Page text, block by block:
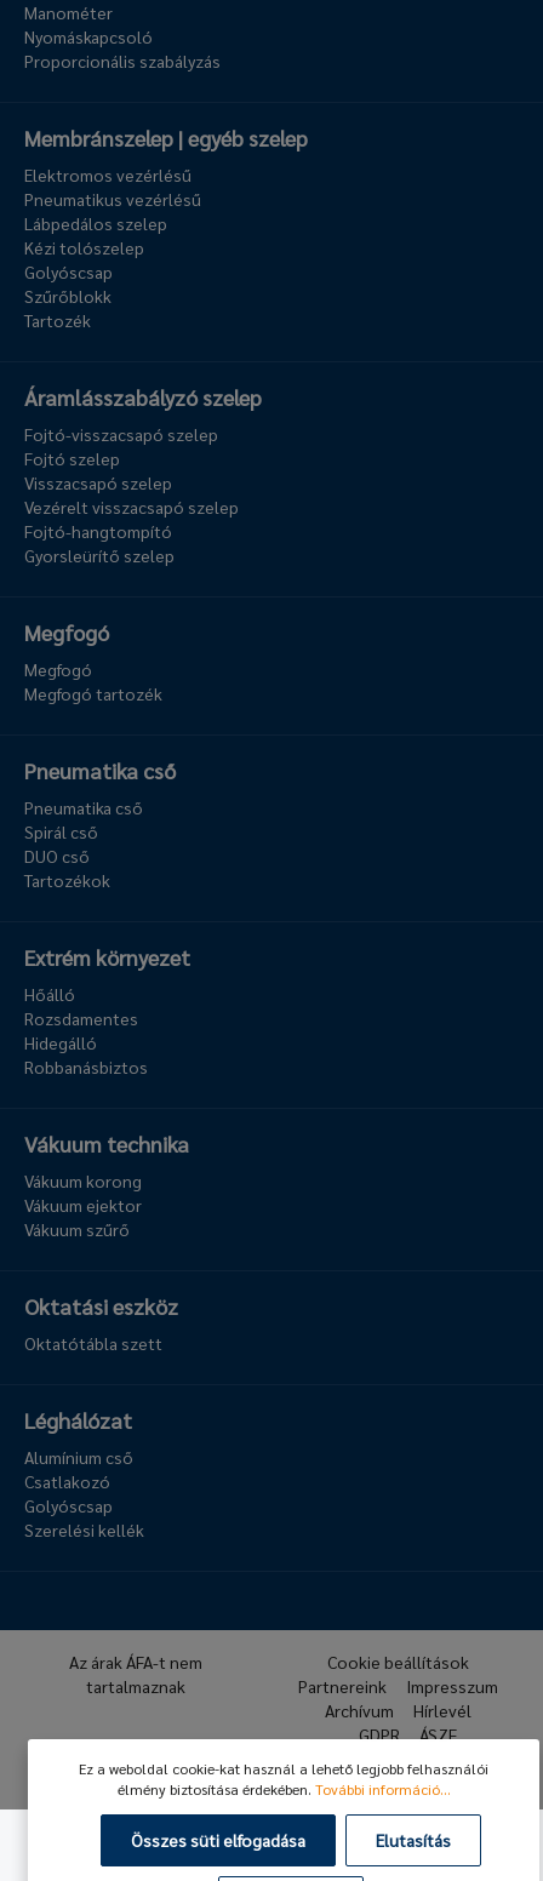
Manométer
Nyomáskapcsoló
Proporcionális szabályzás
Membránszelep | egyéb szelep
Elektromos vezérlésű
Pneumatikus vezérlésű
Lábpedálos szelep
Kézi tolószelep
Golyóscsap
Szűrőblokk
Tartozék
Áramlásszabályzó szelep
Fojtó-visszacsapó szelep
Fojtó szelep
Visszacsapó szelep
Vezérelt visszacsapó szelep
Fojtó-hangtompító
Gyorsleürítő szelep
Megfogó
Megfogó
Megfogó tartozék
Pneumatika cső
Pneumatika cső
Spirál cső
DUO cső
Tartozékok
Extrém környezet
Hőálló
Rozsdamentes
Hidegálló
Robbanásbiztos
Vákuum technika
Vákuum korong
Vákuum ejektor
Vákuum szűrő
Oktatási eszköz
Oktatótábla szett
Léghálózat
Alumínium cső
Csatlakozó
Golyóscsap
Szerelési kellék
© 2026 Hafner Pneumatika
Az árak ÁFA-t nem
tartalmaznak
Cookie beállítások
Partnereink
Impresszum
Archívum
Hírlevél
GDPR
ÁSZF
Ez a weboldal cookie-kat használ a lehető legjobb felhasználói
élmény biztosítása érdekében. További információ...
Összes süti elfogadása Elutasítás